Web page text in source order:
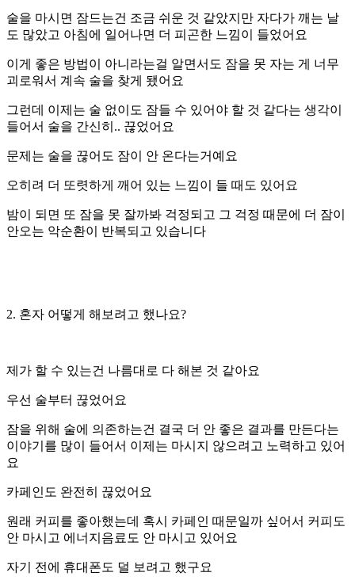
술을 마시면 잠드는건 조금 쉬운 것 같았지만 자다가 깨는 날
도 많았고 아침에 일어나면 더 피곤한 느낌이 들었어요
이게 좋은 방법이 아니라는걸 알면서도 잠을 못 자는 게 너무
괴로워서 계속 술을 찾게 됐어요
그런데 이제는 술 없이도 잠들 수 있어야 할 것 같다는 생각이
들어서 술을 간신히.. 끊었어요
문제는 술을 끊어도 잠이 안 온다는거예요
오히려 더 또렷하게 깨어 있는 느낌이 들 때도 있어요
밤이 되면 또 잠을 못 잘까봐 걱정되고 그 걱정 때문에 더 잠이
안오는 악순환이 반복되고 있습니다
2. 혼자 어떻게 해보려고 했나요?
제가 할 수 있는건 나름대로 다 해본 것 같아요
우선 술부터 끊었어요
잠을 위해 술에 의존하는건 결국 더 안 좋은 결과를 만든다는
이야기를 많이 들어서 이제는 마시지 않으려고 노력하고 있어
요
카페인도 완전히 끊었어요
원래 커피를 좋아했는데 혹시 카페인 때문일까 싶어서 커피도
안 마시고 에너지음료도 안 마시고 있어요
자기 전에 휴대폰도 덜 보려고 했구요